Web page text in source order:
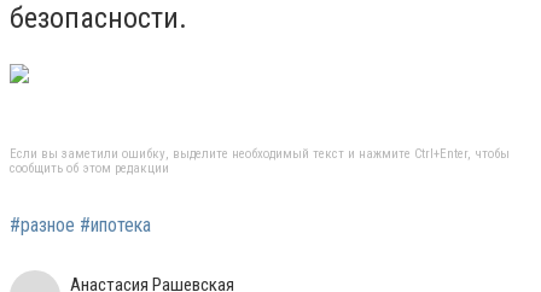
безопасности.
Если вы заметили ошибку, выделите необходимый текст и нажмите Ctrl+Enter, чтобы
сообщить об этом редакции
#разное #ипотека
Анастасия Рашевская